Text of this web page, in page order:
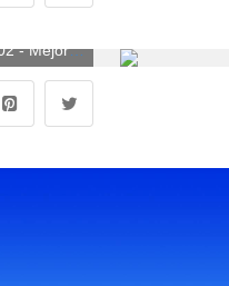
1000x1502 - Mejores 100+ fotos tropicales | Descargar imágenes y fotos gratis en. Wallpaper tropicales.